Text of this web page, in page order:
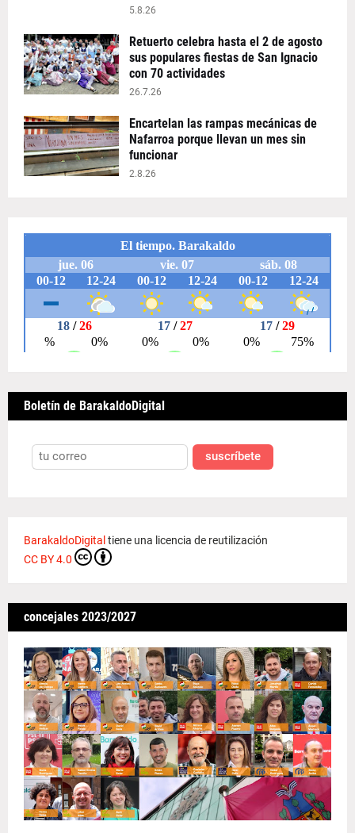
5.8.26
Retuerto celebra hasta el 2 de agosto
sus populares fiestas de San Ignacio
con 70 actividades
26.7.26
Encartelan las rampas mecánicas de
Nafarroa porque llevan un mes sin
funcionar
2.8.26
Boletín de BarakaldoDigital
suscríbete
BarakaldoDigitaltiene una licencia de reutilización
CC BY 4.0
concejales 2023/2027